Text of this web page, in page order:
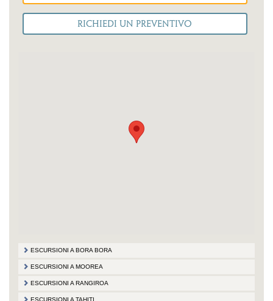
ESCURSIONI A BORA BORA
ESCURSIONI A MOOREA
ESCURSIONI A RANGIROA